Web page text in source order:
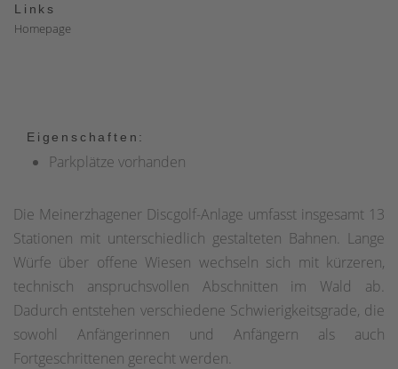
Links
Homepage
Eigenschaften:
Parkplätze vorhanden
Die Meinerzhagener Discgolf-Anlage umfasst insgesamt 13
Stationen mit unterschiedlich gestalteten Bahnen. Lange
Würfe über offene Wiesen wechseln sich mit kürzeren,
technisch anspruchsvollen Abschnitten im Wald ab.
Dadurch entstehen verschiedene Schwierigkeitsgrade, die
sowohl Anfängerinnen und Anfängern als auch
Fortgeschrittenen gerecht werden.